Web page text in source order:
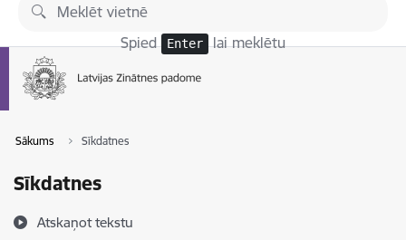
Pāriet uz lapas saturu
Spied Enter lai meklētu
Sākums Sīkdatnes
Sīkdatnes
Atskaņot tekstu